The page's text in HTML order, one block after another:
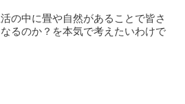
の中に畳や自然があることで皆さ
るのか？を本気で考えたいわけで